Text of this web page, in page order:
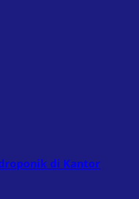
di Kantor